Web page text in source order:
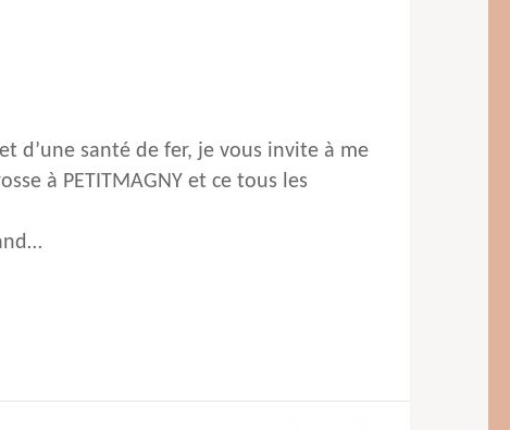
d’une santé de fer, je vous invite à me
à PETITMAGNY et ce tous les